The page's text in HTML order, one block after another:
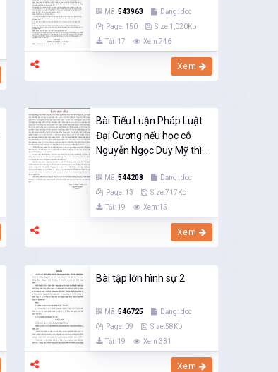
Mã:543963
Dạng:.doc
Page: 150
Size:1,020Kb
Tải: 17
Xem:746
Xem
Bài Tiểu Luận Pháp Luật
Đại Cương nếu học cô
Nguyễn Ngọc Duy Mỹ thì...
Mã:544208
Dạng:.doc
Page: 13
Size:717Kb
Tải: 19
Xem:15
Xem
Bài tập lớn hình sự 2
Mã:546725
Dạng:.doc
Page: 09
Size:58Kb
Tải: 19
Xem:331
Xem